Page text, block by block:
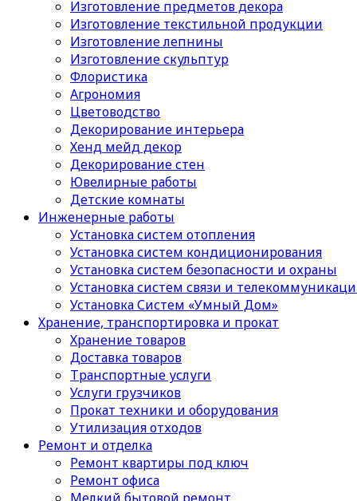
Изготовление предметов декора
Изготовление текстильной продукции
Изготовление лепнины
Изготовление скульптур
Флористика
Агрономия
Цветоводство
Декорирование интерьера
Хенд мейд декор
Декорирование стен
Ювелирные работы
Детские комнаты
Инженерные работы
Установка систем отопления
Установка систем кондиционирования
Установка систем безопасности и охраны
Установка систем связи и
Установка Систем «Умный Дом»
Хранение, транспортировка и прокат
Хранение товаров
Доставка товаров
Транспортные услуги
Услуги грузчиков
Прокат техники и оборудования
Утилизация отходов
Ремонт и отделка
Ремонт квартиры под ключ
Ремонт офиса